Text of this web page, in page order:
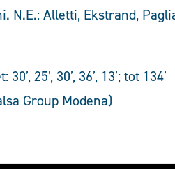
N.E.: Alletti, Ekstrand,
25’, 30’, 36’, 13’; tot 134’
Group Modena)